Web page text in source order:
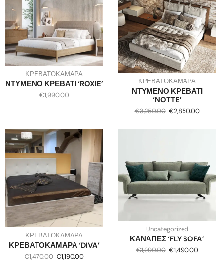
ΚΡΕΒΑΤΟΚΑΜΑΡΑ
ΝΤΥΜΕΝΟ ΚΡΕΒΑΤΙ ‘ROXIE’
€1,990.00
ΚΡΕΒΑΤΟΚΑΜΑΡΑ
ΝΤΥΜΕΝΟ ΚΡΕΒΑΤΙ
‘NOTTE’
€3,250.00 €2,850.00
ΚΡΕΒΑΤΟΚΑΜΑΡΑ
ΚΡΕΒΑΤΟΚΑΜΑΡΑ ‘DIVA’
€1,470.00 €1,190.00
Uncategorized
ΚΑΝΑΠΕΣ ‘FLY SOFA’
€1,990.00 €1,490.00